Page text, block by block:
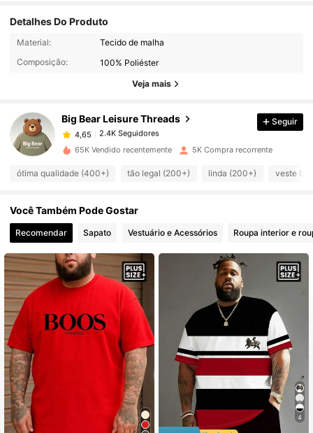
Detalhes Do Produto
Material:
Tecido de malha
Composição:
100% Poliéster
Veja mais
Big Bear Leisure Threads
2.4K Seguidores
4,65
2.4K Seguidores
d***3
pago1 dia atrás
4,65 2.4K Seguidores
4,65 2.4K Seguidores
2.4K Seguidores
2.4K Seguidores
2.4K Seguidores
2.4K Seguidores
Seguir
65K Vendido recentemente 5K Compra recorrente
ótima qualidade (400+) tão legal (200+) linda (200+) veste
Você Também Pode Gostar
Recomendar Sapato Vestuário e Acessórios Roupa interior e
4